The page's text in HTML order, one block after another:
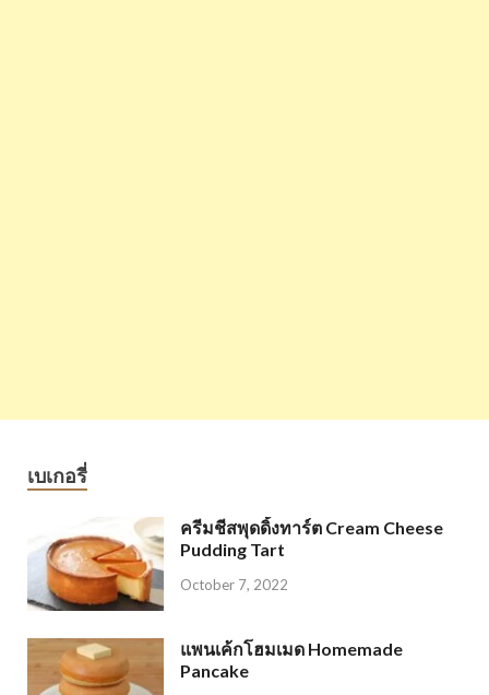
เบเกอรี่
ครีมชีสพุดดิ้งทาร์ต Cream Cheese
Pudding Tart
October 7, 2022
แพนเค้กโฮมเมด Homemade
Pancake